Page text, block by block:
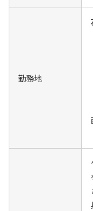
勤務地